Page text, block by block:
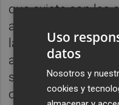
que existe con las
afectando a las
las de terceros
a un ordenamiento
subvenciones,
comunicar
Uso
datos
Nosotros y
cookies y